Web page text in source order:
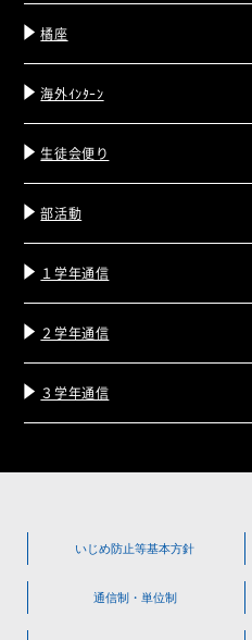
橘座
海外ｲﾝﾀｰﾝ
生徒会便り
部活動
１学年通信
２学年通信
３学年通信
いじめ防止等基本方針
通信制・単位制